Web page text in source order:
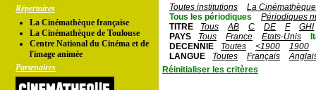
Répertoires
La Cinémathèque française
La Cinémathèque de Toulouse
Centre National du Cinéma et de
l'image animée
Partenaires
Toutes institutions
La
Tous les périodiques
Périodiques
TITRE
Tous AB C DE F
GHI
PAYS
Tous France Etats-Unis
DECENNIE
Toutes <1900
1900
LANGUE
Toutes Français
Réinitialiser les critères